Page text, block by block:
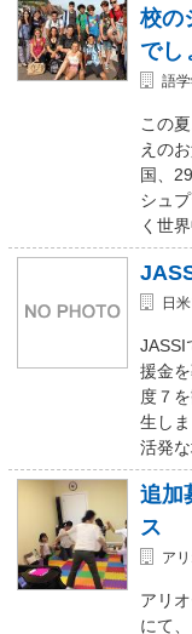
校の
でし
語
この
えの
国、
シュ
く世
日
JASSI
援金
度７
生し
活発
追加
ス
ア
アリ
にて